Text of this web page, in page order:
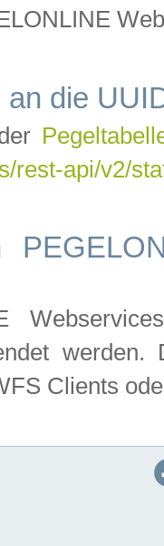
die
rest-api/v2/
Clients